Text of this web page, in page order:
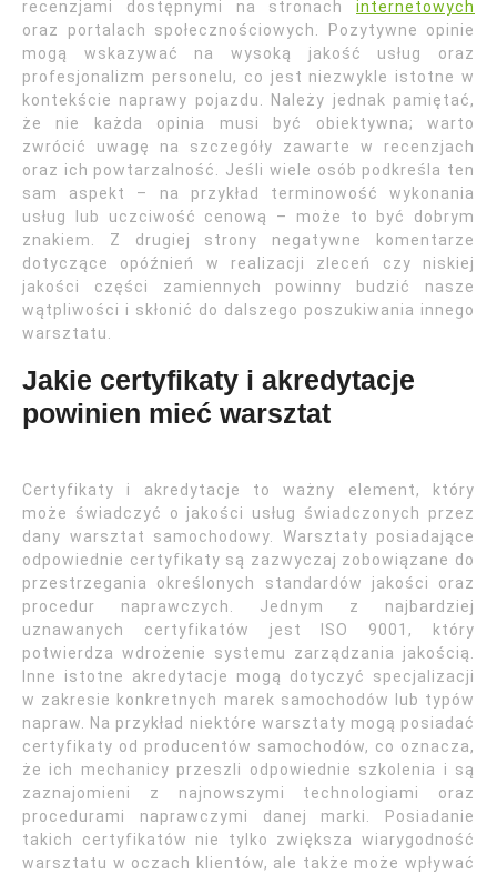
recenzjami dostępnymi na stronach internetowych
oraz portalach społecznościowych. Pozytywne opinie
mogą wskazywać na wysoką jakość usług oraz
profesjonalizm personelu, co jest niezwykle istotne w
kontekście naprawy pojazdu. Należy jednak pamiętać,
że nie każda opinia musi być obiektywna; warto
zwrócić uwagę na szczegóły zawarte w recenzjach
oraz ich powtarzalność. Jeśli wiele osób podkreśla ten
sam aspekt – na przykład terminowość wykonania
usług lub uczciwość cenową – może to być dobrym
znakiem. Z drugiej strony negatywne komentarze
dotyczące opóźnień w realizacji zleceń czy niskiej
jakości części zamiennych powinny budzić nasze
wątpliwości i skłonić do dalszego poszukiwania innego
warsztatu.
Jakie certyfikaty i akredytacje
powinien mieć warsztat
Certyfikaty i akredytacje to ważny element, który
może świadczyć o jakości usług świadczonych przez
dany warsztat samochodowy. Warsztaty posiadające
odpowiednie certyfikaty są zazwyczaj zobowiązane do
przestrzegania określonych standardów jakości oraz
procedur naprawczych. Jednym z najbardziej
uznawanych certyfikatów jest ISO 9001, który
potwierdza wdrożenie systemu zarządzania jakością.
Inne istotne akredytacje mogą dotyczyć specjalizacji
w zakresie konkretnych marek samochodów lub typów
napraw. Na przykład niektóre warsztaty mogą posiadać
certyfikaty od producentów samochodów, co oznacza,
że ich mechanicy przeszli odpowiednie szkolenia i są
zaznajomieni z najnowszymi technologiami oraz
procedurami naprawczymi danej marki. Posiadanie
takich certyfikatów nie tylko zwiększa wiarygodność
warsztatu w oczach klientów, ale także może wpływać